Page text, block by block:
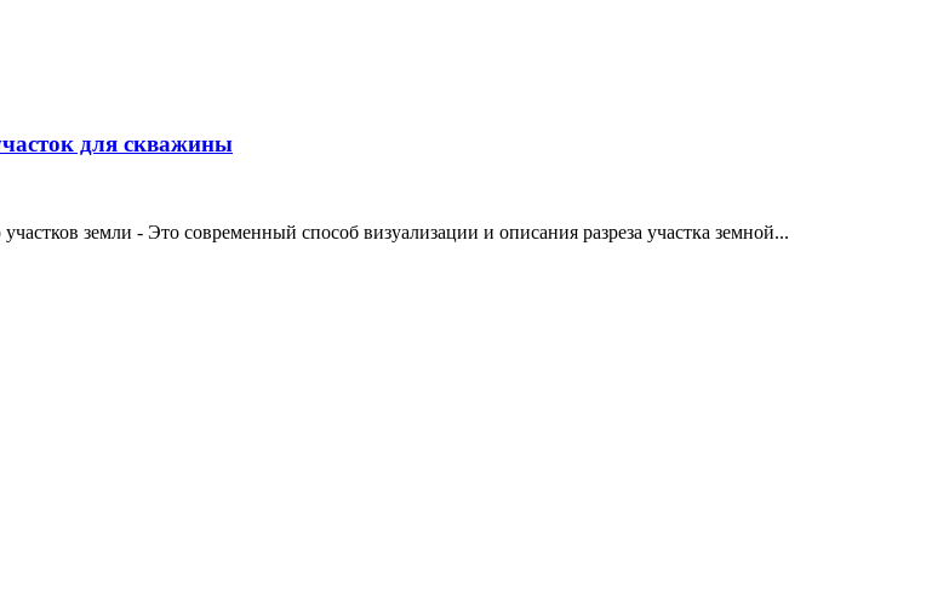
для скважины
земли - Это современный способ визуализации и описания разреза участка земной...